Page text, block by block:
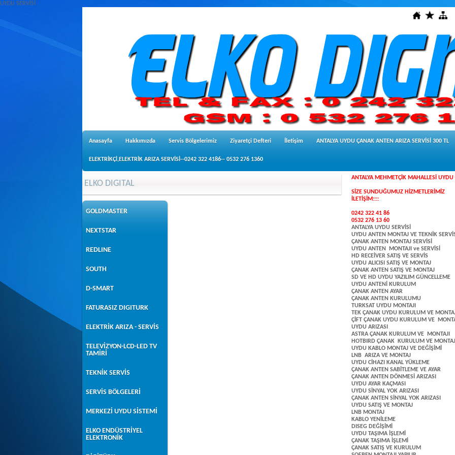
UYDU SERVİSİ
Anasayfa Hakkımızda Servis Bölgelerimiz Ziyaretçi Defteri İletişim ANTALYA UYDU ÇANAK ANTEN ARIZA SERVİSİ 300 TL
ELEKTRİKÇİ,ELEKTRİK ARIZA SERVİSİ--0242 322 4186-- 0532 276 1360
ELKO DIGITAL
GOLDMASTER
NEXTSTAR
REDLINE
SOUTH
D-SMART
FATURASIZ DIGITURK
ELEKTRİK ARIZA - SERVİS
TELEVİZYON-LCD-LED TV
TAMİRİ
TEKNİK SERVİS
SERVİS BÖLGELERİ
MERKEZİ UYDU SİSTEMİ
ELKO ENDÜSTRİYEL
ELEKTRONİK
ANTALYA MEHMETÇİK MAHALLESİ
SİZE SUNDUĞUMUZ HİZMETLERİMİZ
İLETİŞİM::::
0242 322 41 86
0532 276 13 60
ANTALYA UYDU SERVİSİ
UYDU ANTEN MONTAJ VE TEKNİK
ÇANAK ANTEN MONTAJ SERVİSİ
UYDU ANTEN MONTAJI ve SERVİSİ
HD RECEİVER SATIŞ VE SERVİS
UYDU ALICISI SATIŞ VE MONTAJ
ÇANAK ANTEN SATIŞ VE MONTAJ
SD VE HD UYDU YAZILIM GÜNCELLEME
UYDU ANTENİ KURULUM
ÇANAK ANTEN AYAR
ÇANAK ANTEN KURULUMU
TURKSAT UYDU MONTAJI
TEK ÇANAK UYDU KURULUM VE
ÇİFT ÇANAK UYDU KURULUM VE
UYDU ARIZASI
ASTRA ÇANAK KURULUM VE MONTAJI
HOTBIRD ÇANAK KURULUM VE MONTAJI
UYDU KABLO MONTAJ VE DEĞİŞİMİ
LNB ARIZA VE MONTAJ
UYDU CİHAZI KANAL YÜKLEME
ÇANAK ANTEN SABİTLEME VE AYAR
ÇANAK ANTEN DÖNMESİ ARIZASI
UYDU AYAR KAÇMASI
UYDU SİNYAL YOK ARIZASI
ÇANAK ANTEN SİNYAL YOK ARIZASI
UYDU SATIŞ VE MONTAJ
LNB MONTAJ
KABLO YENİLEME
DISEG DEĞİŞİMİ
UYDU TAŞIMA İŞLEMİ
ÇANAK TAŞIMA İŞLEMİ
ÇANAK SATIŞ VE KURULUM